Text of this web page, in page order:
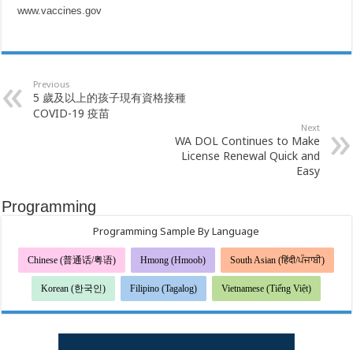
www.vaccines.gov
Previous
5 歲及以上的孩子現有資格接種
COVID-19 疫苗
Next
WA DOL Continues to Make
License Renewal Quick and
Easy
Programming
Programming Sample By Language
Chinese (普通话/粤语) Hmong (Hmoob) South Asian (हिंदी/ਪੰਜਾਬੀ)
Korean (한국인) Filipino (Tagalog) Vietnamese (Tiếng Việt)